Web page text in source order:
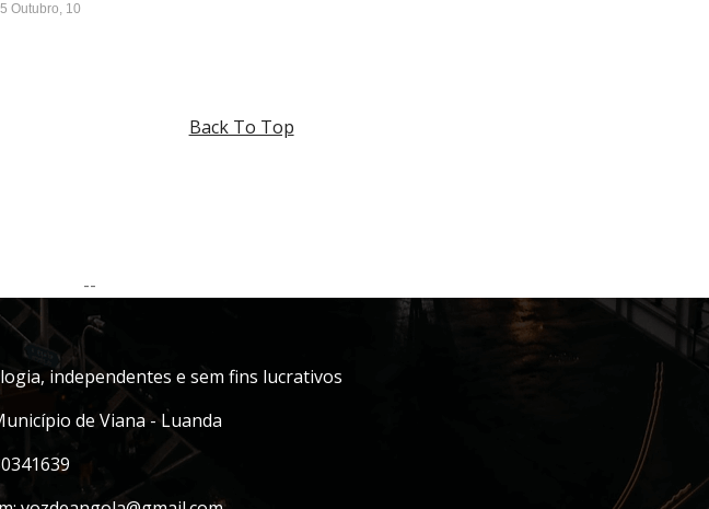
Outubro, 10
Back To Top
--
independentes e sem fins lucrativos
de Viana - Luanda